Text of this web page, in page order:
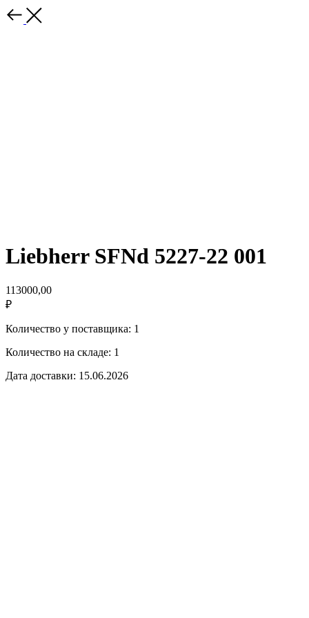
Liebherr SFNd 5227-22 001
113000,00
₽
Количество у поставщика: 1
Количество на складе: 1
Дата доставки: 15.06.2026